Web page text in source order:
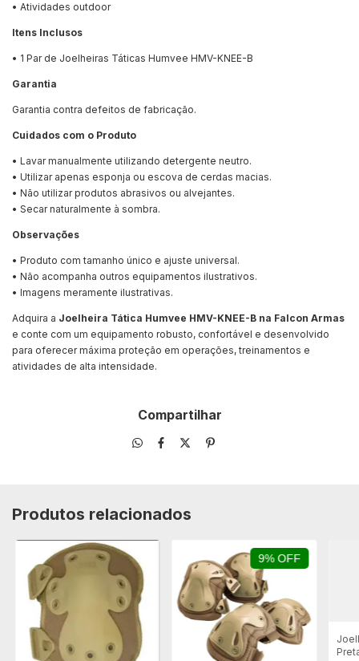
• Atividades outdoor
Itens Inclusos
• 1 Par de Joelheiras Táticas Humvee HMV-KNEE-B
Garantia
Garantia contra defeitos de fabricação.
Cuidados com o Produto
• Lavar manualmente utilizando detergente neutro.
• Utilizar apenas esponja ou escova de cerdas macias.
• Não utilizar produtos abrasivos ou alvejantes.
• Secar naturalmente à sombra.
Observações
• Produto com tamanho único e ajuste universal.
• Não acompanha outros equipamentos ilustrativos.
• Imagens meramente ilustrativas.
Adquira a Joelheira Tática Humvee HMV-KNEE-B na Falcon Armas
e conte com um equipamento robusto, confortável e desenvolvido
para oferecer máxima proteção em operações, treinamentos e
atividades de alta intensidade.
Compartilhar
Produtos relacionados
9% OFF